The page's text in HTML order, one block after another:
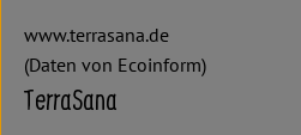
www.terrasana.de
(Daten von Ecoinform)
TerraSana